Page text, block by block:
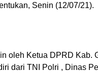
Senin (12/07/21).
oleh Ketua DPRD Kab.
dari TNI Polri , Dinas